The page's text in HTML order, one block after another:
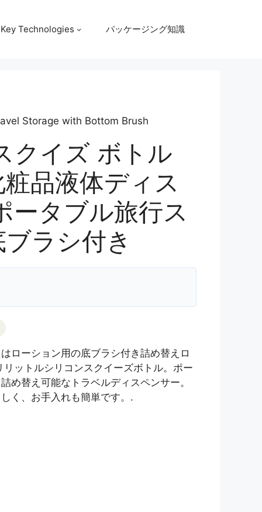
Key Technologies パッケージング知識
Storage with Bottom Brush
クイズ ボトル
品液体ディス
ータブル旅行ス
ラシ付き
ローション用の底ブラシ付き詰め替えロ
ットルシリコンスクイーズボトル。ポー
め替え可能なトラベルディスペンサー。
く、お手入れも簡単です。.